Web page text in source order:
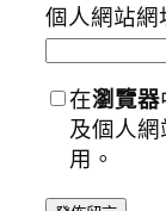
個人網站網
在瀏覽器
及個人
用。